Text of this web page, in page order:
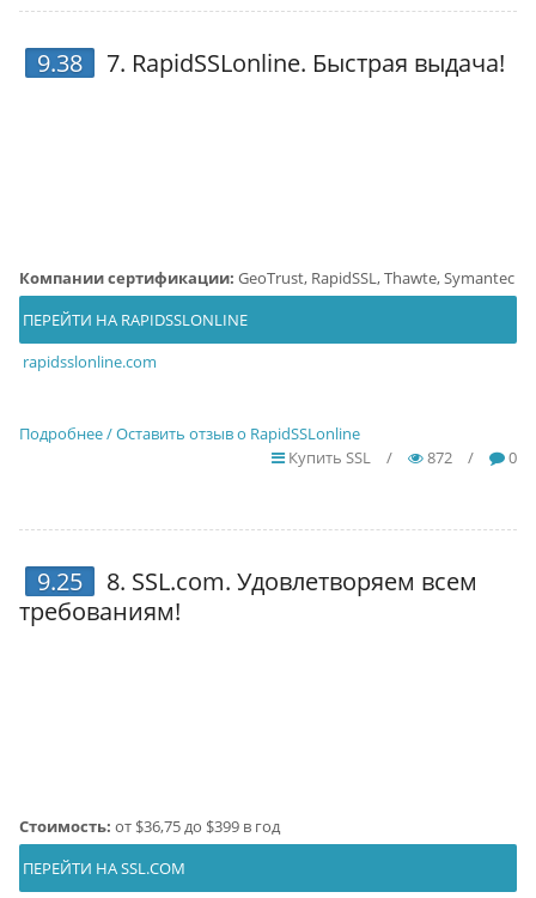
9.38 7. RapidSSLonline. Быстрая выдача!
Компании сертификации: GeoTrust, RapidSSL, Thawte, Symantec
ПЕРЕЙТИ НА RAPIDSSLONLINE
rapidsslonline.com
Подробнее / Оставить отзыв о RapidSSLonline
Купить SSL
/ 872 / 0
9.25 8. SSL.com. Удовлетворяем всем
требованиям!
Стоимость: от $36,75 до $399 в год
ПЕРЕЙТИ НА SSL.COM